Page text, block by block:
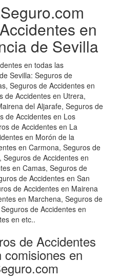
en
de Sevilla
en todas las
Sevilla: Seguros de
Seguros de Accidentes en
de Accidentes en Utrera,
del Aljarafe, Seguros de
de Accidentes en Los
de Accidentes en La
en Morón de la
en Carmona, Seguros de
de Accidentes en
en Camas, Seguros de
de Accidentes en San
de Accidentes en Mairena
en Marchena, Seguros de
de Accidentes en
en etc..
de Accidentes
comisiones en